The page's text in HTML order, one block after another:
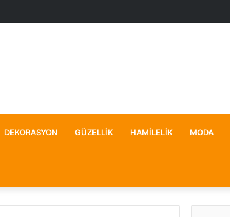
DEKORASYON GÜZELLIK HAMILELIK MODA